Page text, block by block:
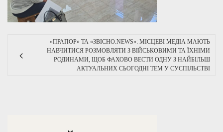
«ПРАПОР» ТА «ЗВІСНО.NEWS»: МІСЦЕВІ МЕДІА МАЮТЬ
НАВЧИТИСЯ РОЗМОВЛЯТИ З ВІЙСЬКОВИМИ ТА ЇХНІМИ
РОДИНАМИ, ЩОБ ФАХОВО ВЕСТИ ОДНУ З НАЙБІЛЬШ
АКТУАЛЬНИХ СЬОГОДНІ ТЕМ У СУСПІЛЬСТВІ